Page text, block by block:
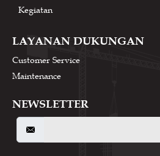
Kegiatan
LAYANAN DUKUNGAN
Customer Service
Maintenance
NEWSLETTER